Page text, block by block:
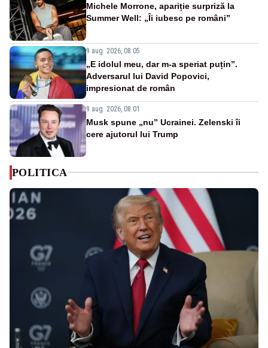
Michele Morrone, apariție surpriză la
Summer Well: „Îi iubesc pe români”
9 aug. 2026, 08:05
„E idolul meu, dar m-a speriat puțin”.
Adversarul lui David Popovici,
impresionat de român
9 aug. 2026, 08:01
Musk spune „nu” Ucrainei. Zelenski îi
cere ajutorul lui Trump
POLITICA